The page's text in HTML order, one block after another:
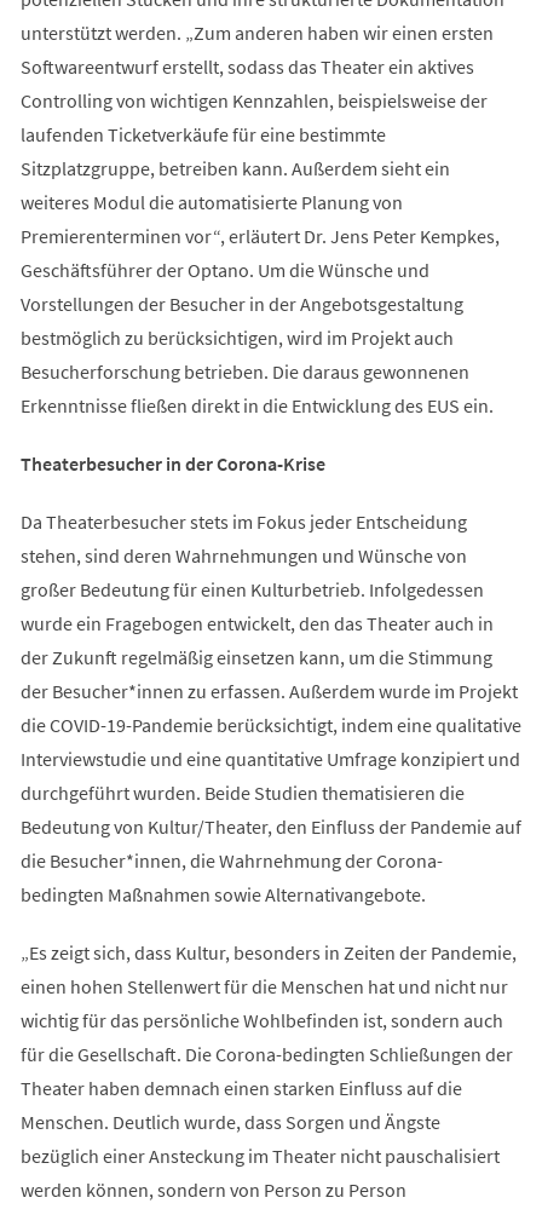
unterstützt werden. „Zum anderen haben wir einen ersten
Softwareentwurf erstellt, sodass das Theater ein aktives
Controlling von wichtigen Kennzahlen, beispielsweise der
laufenden Ticketverkäufe für eine bestimmte
Sitzplatzgruppe, betreiben kann. Außerdem sieht ein
weiteres Modul die automatisierte Planung von
Premierenterminen vor“, erläutert Dr. Jens Peter Kempkes,
Geschäftsführer der Optano. Um die Wünsche und
Vorstellungen der Besucher in der Angebotsgestaltung
bestmöglich zu berücksichtigen, wird im Projekt auch
Besucherforschung betrieben. Die daraus gewonnenen
Erkenntnisse fließen direkt in die Entwicklung des EUS ein.
Theaterbesucher in der Corona-Krise
Da Theaterbesucher stets im Fokus jeder Entscheidung
stehen, sind deren Wahrnehmungen und Wünsche von
großer Bedeutung für einen Kulturbetrieb. Infolgedessen
wurde ein Fragebogen entwickelt, den das Theater auch in
der Zukunft regelmäßig einsetzen kann, um die Stimmung
der Besucher*innen zu erfassen. Außerdem wurde im Projekt
die COVID-19-Pandemie berücksichtigt, indem eine qualitative
Interviewstudie und eine quantitative Umfrage konzipiert und
durchgeführt wurden. Beide Studien thematisieren die
Bedeutung von Kultur/Theater, den Einfluss der Pandemie auf
die Besucher*innen, die Wahrnehmung der Corona-
bedingten Maßnahmen sowie Alternativangebote.
„Es zeigt sich, dass Kultur, besonders in Zeiten der Pandemie,
einen hohen Stellenwert für die Menschen hat und nicht nur
wichtig für das persönliche Wohlbefinden ist, sondern auch
für die Gesellschaft. Die Corona-bedingten Schließungen der
Theater haben demnach einen starken Einfluss auf die
Menschen. Deutlich wurde, dass Sorgen und Ängste
bezüglich einer Ansteckung im Theater nicht pauschalisiert
werden können, sondern von Person zu Person